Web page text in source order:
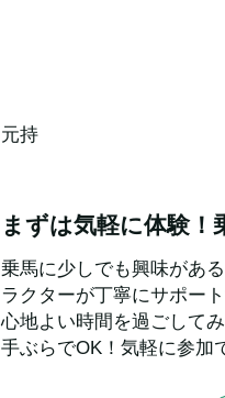
元持
まずは気軽に体験！
乗馬に少しでも興味があ
ラクターが丁寧にサポー
心地よい時間を過ごして
手ぶらでOK！気軽に参加